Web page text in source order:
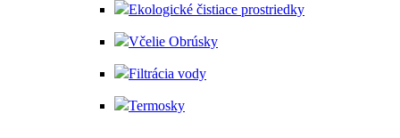
Ekologické čistiace prostriedky
Včelie Obrúsky
Filtrácia vody
Termosky